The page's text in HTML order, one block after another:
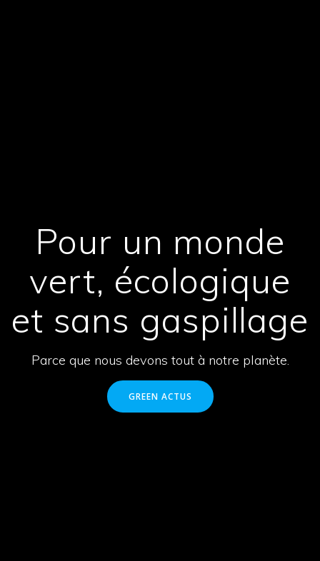
Pour un monde
vert, écologique
et sans gaspillage
Parce que nous devons tout à notre planète.
GREEN ACTUS